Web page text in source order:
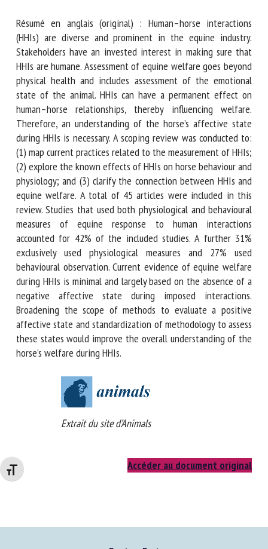
Changer la taille de la police
globale du bien-être du cheval pendant les IHC.
Résumé en anglais (original) : Human–horse interactions
(HHIs) are diverse and prominent in the equine industry.
Stakeholders have an invested interest in making sure that
HHIs are humane. Assessment of equine welfare goes
beyond physical health and includes assessment of the
emotional state of the animal. HHIs can have a permanent
effect on human–horse relationships, thereby influencing
welfare. Therefore, an understanding of the horse’s
affective state during HHIs is necessary. A scoping review
was conducted to: (1) map current practices related to the
measurement of HHIs; (2) explore the known effects of
HHIs on horse behaviour and physiology; and (3) clarify the
connection between HHIs and equine welfare. A total of 45
articles were included in this review. Studies that used both
physiological and behavioural measures of equine response
to human interactions accounted for 42% of the included
studies. A further 31% exclusively used physiological
measures and 27% used behavioural observation. Current
evidence of equine welfare during HHIs is minimal and
largely based on the absence of a negative affective state
during imposed interactions. Broadening the scope of
methods to evaluate a positive affective state and
would improve the overall understanding of the horse’s
welfare during HHIs.
Extrait du site d’Animals